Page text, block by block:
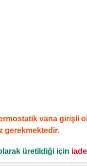
vana girişli
gerekmektedir.
üretildiği için